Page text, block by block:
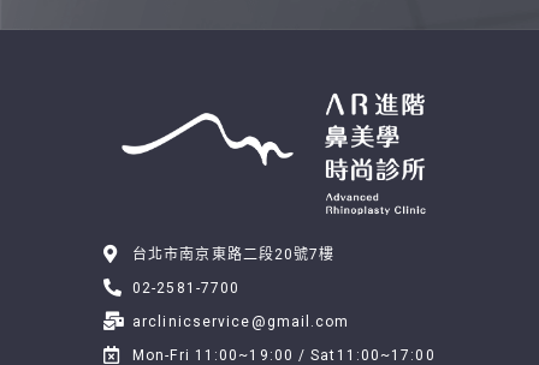
台北市南京東路二段20號7樓
02-2581-7700
arclinicservice@gmail.com
Mon-Fri 11:00~19:00 / Sat11:00~17:00